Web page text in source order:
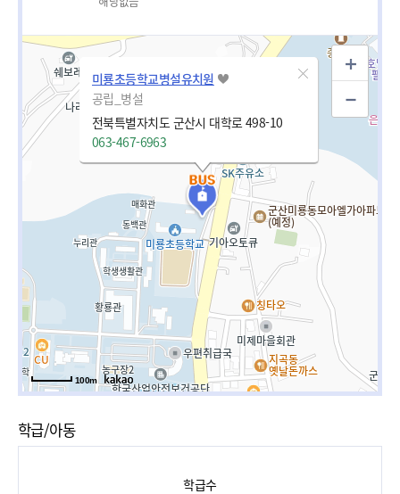
미룡초등학교병설유치원
공립_병설
전북특별자치도 군산시 대학로 498-10
063-467-6963
100m
학급/아동
학급수